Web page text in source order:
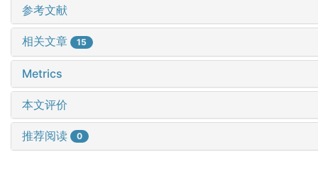
参考文献
相关文章 15
Metrics
本文评价
推荐阅读 0